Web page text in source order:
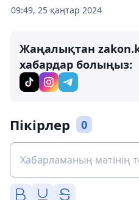
09:49, 25 қаңтар 2024
Жаңалықтан
хабардар болыңыз:
Пікірлер 0